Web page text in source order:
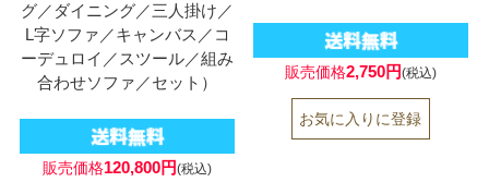
グ／ダイニング／三人掛け／
L字ソファ／キャンバス／コ
ーデュロイ／スツール／組み
合わせソファ／セット）
販売価格120,800円(税込)
販売価格2,750円(税込)